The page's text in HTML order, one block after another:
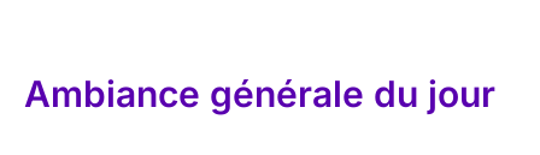
Ambiance générale du jour